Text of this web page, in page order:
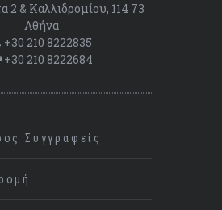
2 & Καλλιδρομίου, 114 73
Αθήνα
+30 210 8222835
+30 210 8222684
Συγγραφείς